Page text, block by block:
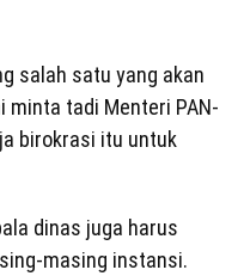
salah satu yang akan
minta tadi Menteri PAN-
birokrasi itu untuk
dinas juga harus
masing instansi.